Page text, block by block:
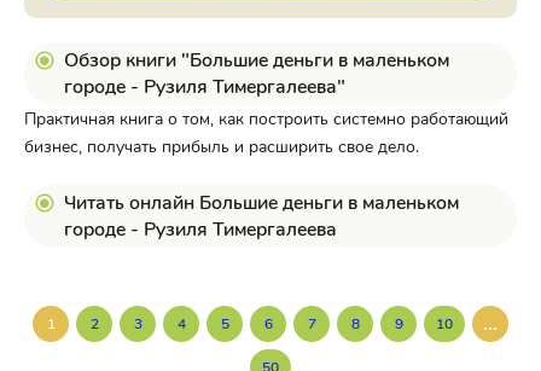
Обзор книги "Большие деньги в маленьком
городе - Рузиля Тимергалеева"
Практичная книга о том, как построить системно работающий
бизнес, получать прибыль и расширить свое дело.
Читать онлайн Большие деньги в маленьком
городе - Рузиля Тимергалеева
1 2 3 4 5 6 7 8 9 10 ...